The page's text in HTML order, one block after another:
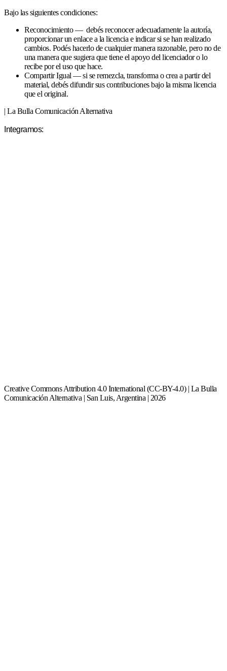
Bajo las siguientes condiciones:
Reconocimiento — debés reconocer adecuadamente la autoría,
proporcionar un enlace a la licencia e indicar si se han realizado
cambios. Podés hacerlo de cualquier manera razonable, pero no de
una manera que sugiera que tiene el apoyo del licenciador o lo
recibe por el uso que hace.
Compartir Igual — si se remezcla, transforma o crea a partir del
material, debés difundir sus contribuciones bajo la misma licencia
que el original.
| La Bulla Comunicación Alternativa
Integramos:
Creative Commons Attribution 4.0 International (CC-BY-4.0) | La Bulla
Comunicación Alternativa | San Luis, Argentina | 2026